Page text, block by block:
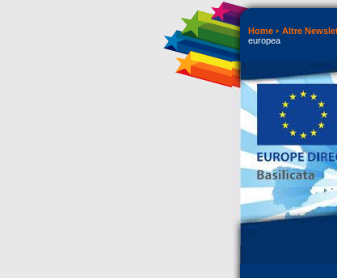
Home Altre
europea